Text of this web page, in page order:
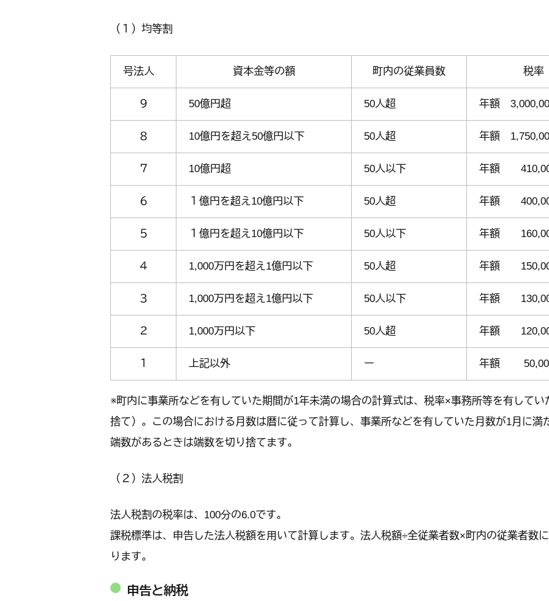
（１）均等割
号法人 資本金等の額 町内の従業員数 税率
９ 50億円超 50人超 年額
８ 10億円を超え50億円以下 50人超 年額
７ 10億円超 50人以下 年額
６ １億円を超え10億円以下 50人超 年額
５ １億円を超え10億円以下 50人以下 年額
４ 1,000万円を超え1億円以下 50人超 年額
３ 1,000万円を超え1億円以下 50人以下 年額
２ 1,000万円以下 50人超 年額
１ 上記以外 ー 年額
※町内に事業所などを有していた期間が1年未満の場合の計算式は、税率×事務所等を有して
捨て）。この場合における月数は暦に従って計算し、事業所などを有していた月数が1月に満
端数があるときは端数を切り捨てます。
（２）法人税割
法人税割の税率は、100分の6.0です。
課税標準は、申告した法人税額を用いて計算します。法人税額÷全従業者数×町内の従業者数
ります。
申告と納税